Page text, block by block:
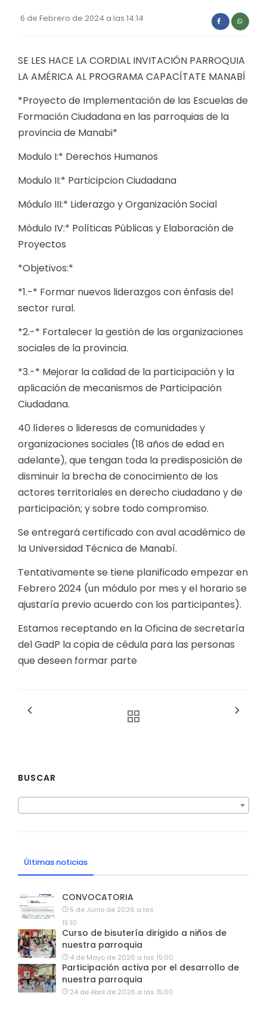
6 de Febrero de 2024 a las 14:14
SE LES HACE LA CORDIAL INVITACIÓN PARROQUIA
LA AMÉRICA AL PROGRAMA CAPACÍTATE MANABÍ
*Proyecto de Implementación de las Escuelas de
Formación Ciudadana en las parroquias de la
provincia de Manabi*
Modulo I:* Derechos Humanos
Modulo II:* Participcion Ciudadana
Módulo III:* Liderazgo y Organización Social
Módulo IV:* Políticas Públicas y Elaboración de
Proyectos
*Objetivos:*
*1.-* Formar nuevos liderazgos con énfasis del
sector rural.
*2.-* Fortalecer la gestión de las organizaciones
sociales de la provincia.
*3.-* Mejorar la calidad de la participación y la
aplicación de mecanismos de Participación
Ciudadana.
40 líderes o lideresas de comunidades y
organizaciones sociales (18 años de edad en
adelante), que tengan toda la predisposición de
disminuir la brecha de conocimiento de los
actores territoriales en derecho ciudadano y de
participación; y sobre todo compromiso.
Se entregará certificado con aval académico de
la Universidad Técnica de Manabí.
Tentativamente se tiene planificado empezar en
Febrero 2024 (un módulo por mes y el horario se
ajustaría previo acuerdo con los participantes).
Estamos receptando en la Oficina de secretaría
del GadP la copia de cédula para las personas
que deseen formar parte
BUSCAR
Últimas noticias
CONVOCATORIA
5 de Junio de 2026 a las
15:10
Curso de bisutería dirigido a niños de
nuestra parroquia
4 de Mayo de 2026 a las 15:00
Participación activa por el desarrollo de
nuestra parroquia
24 de Abril de 2026 a las 15:00